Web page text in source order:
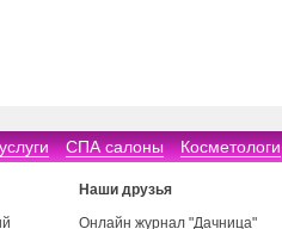
СПА салоны Косметологи
Наши друзья
Онлайн журнал "Дачница"